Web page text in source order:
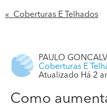
« Coberturas E Telhados
PAULO
Coberturas E
Atualizado Há 2
Como